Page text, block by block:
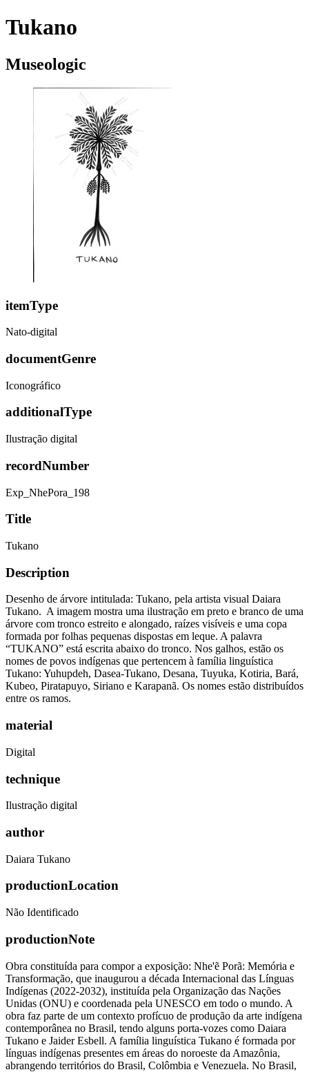
Tukano
Museologic
itemType
Nato-digital
documentGenre
Iconográfico
additionalType
Ilustração digital
recordNumber
Exp_NhePora_198
Title
Tukano
Description
Desenho de árvore intitulada: Tukano, pela artista visual Daiara
Tukano. A imagem mostra uma ilustração em preto e branco de uma
árvore com tronco estreito e alongado, raízes visíveis e uma copa
formada por folhas pequenas dispostas em leque. A palavra
“TUKANO” está escrita abaixo do tronco. Nos galhos, estão os
nomes de povos indígenas que pertencem à família linguística
Tukano: Yuhupdeh, Dasea-Tukano, Desana, Tuyuka, Kotiria, Bará,
Kubeo, Piratapuyo, Siriano e Karapanã. Os nomes estão distribuídos
entre os ramos.
material
Digital
technique
Ilustração digital
author
Daiara Tukano
productionLocation
Não Identificado
productionNote
Obra constituída para compor a exposição: Nhe'ẽ Porã: Memória e
Transformação, que inaugurou a década Internacional das Línguas
Indígenas (2022-2032), instituída pela Organização das Nações
Unidas (ONU) e coordenada pela UNESCO em todo o mundo. A
obra faz parte de um contexto profícuo de produção da arte indígena
contemporânea no Brasil, tendo alguns porta-vozes como Daiara
Tukano e Jaider Esbell. A família linguística Tukano é formada por
línguas indígenas presentes em áreas do noroeste da Amazônia,
abrangendo territórios do Brasil, Colômbia e Venezuela. No Brasil,